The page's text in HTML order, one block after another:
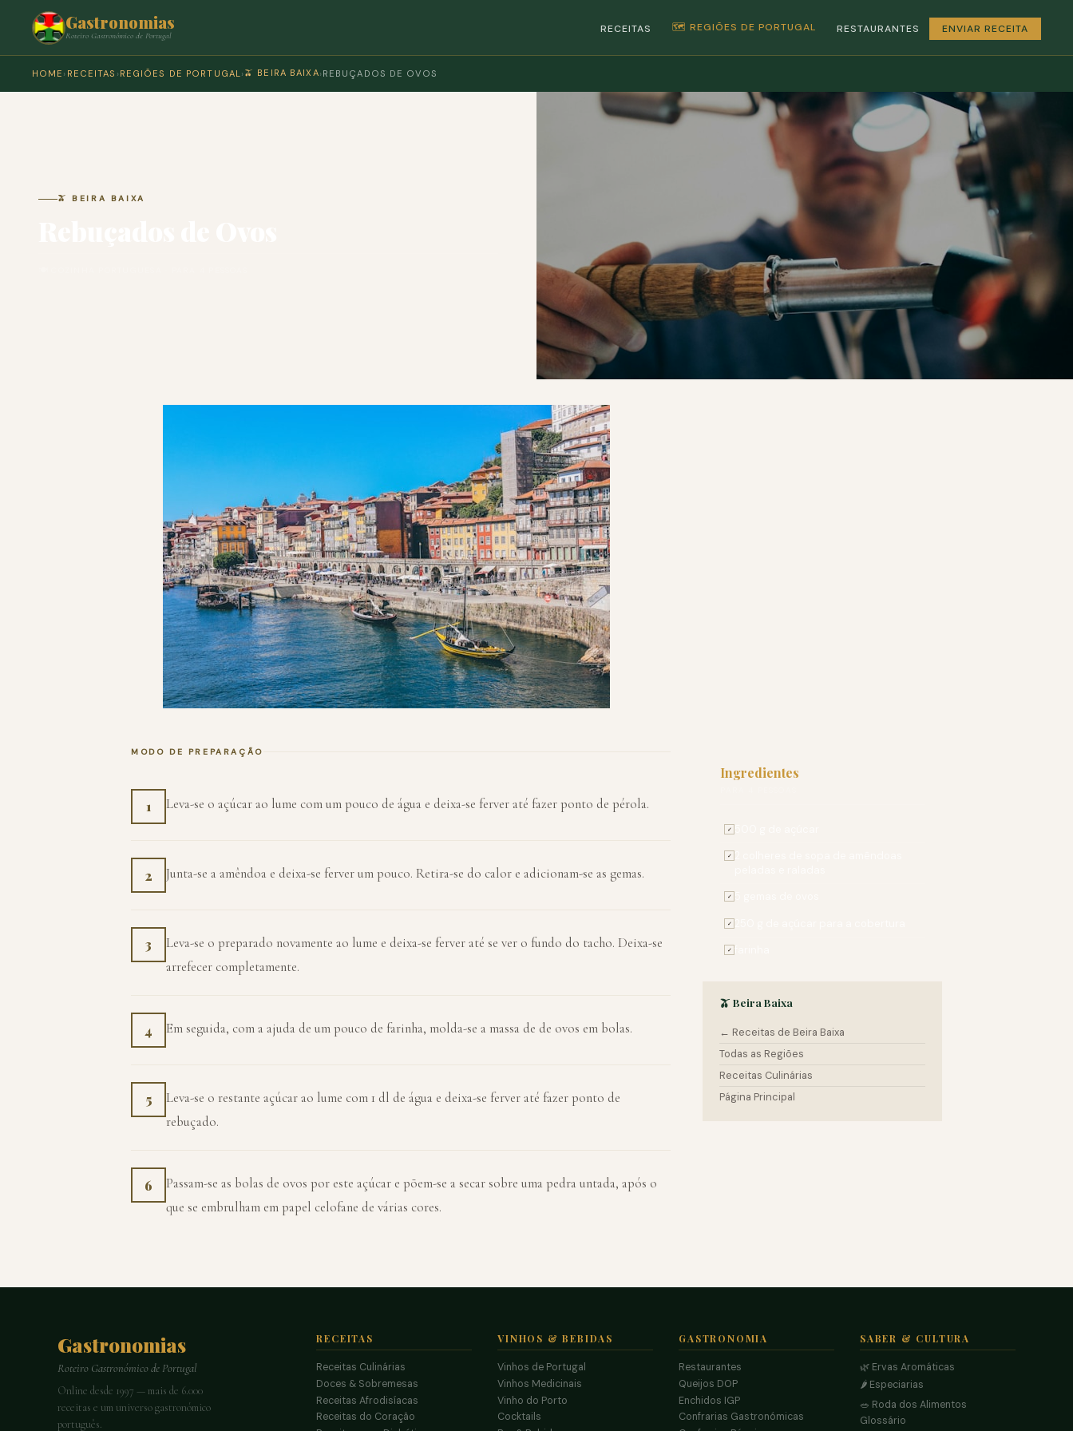
Gastronomias
Roteiro Gastronómico de Portugal
RECEITAS 🗺️ REGIÕES DE PORTUGAL RESTAURANTES ENVIAR RECEITA
HOME › RECEITAS › REGIÕES DE PORTUGAL› 🫒 BEIRA BAIXA› REBUÇADOS DE OVOS
🫒 BEIRA BAIXA
MODO DE PREPARAÇÃO
1 Leva-se o açúcar ao lume com um pouco de água e deixa-se ferver até fazer ponto de pérola.
2 Junta-se a amêndoa e deixa-se ferver um pouco. Retira-se do calor e adicionam-se as gemas.
3
Leva-se o preparado novamente ao lume e deixa-se ferver até se ver o fundo do tacho. Deixa-se
arrefecer completamente.
4 Em seguida, com a ajuda de um pouco de farinha, molda-se a massa de de ovos em bolas.
5
Leva-se o restante açúcar ao lume com 1 dl de água e deixa-se ferver até fazer ponto de
rebuçado.
6
Passam-se as bolas de ovos por este açúcar e põem-se a secar sobre uma pedra untada, após o
que se embrulham em papel celofane de várias cores.
Ingredientes
✓
✓
✓
✓
✓
🫒 Beira Baixa
← Receitas de Beira Baixa
Todas as Regiões
Receitas Culinárias
Página Principal
Gastronomias
Roteiro Gastronómico de Portugal
Online desde 1997 — mais de 6.000
receitas e um universo gastronómico
português.
RECEITAS
Receitas Culinárias
Doces & Sobremesas
Receitas Afrodisíacas
Receitas do Coração
VINHOS & BEBIDAS
Vinhos de Portugal
Vinhos Medicinais
Vinho do Porto
Cocktails
GASTRONOMIA
Restaurantes
Queijos DOP
Enchidos IGP
Confrarias Gastronómicas
SABER & CULTURA
🌿 Ervas Aromáticas
🌶️ Especiarias
🥗 Roda dos Alimentos
Glossário